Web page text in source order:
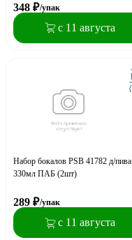
348 ₽/упак
с 11 августа
Набор бокалов PSB 41782 д/пива
330мл ПАБ (2шт)
289 ₽/упак
с 11 августа